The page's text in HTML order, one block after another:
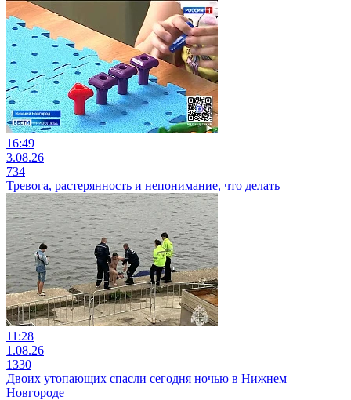
16:49
3.08.26
734
Тревога, растерянность и непонимание, что делать
11:28
1.08.26
1330
Двоих утопающих спасли сегодня ночью в Нижнем
Новгороде